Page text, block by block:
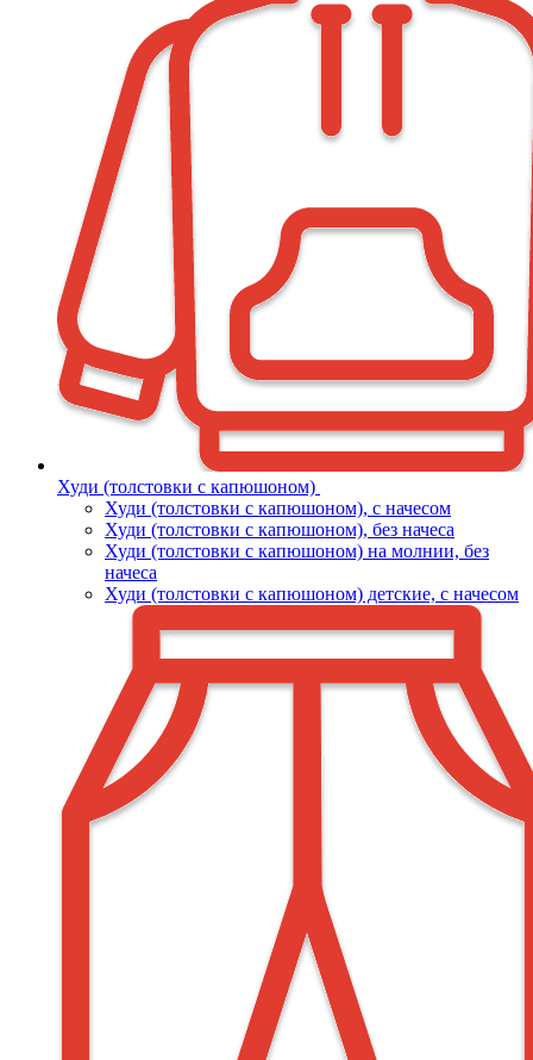
Худи (толстовки с капюшоном)
Худи (толстовки c капюшоном), с начесом
Худи (толстовки c капюшоном), без начеса
Худи (толстовки с капюшоном) на молнии, без
начеса
Худи (толстовки c капюшоном) детские, с начесом